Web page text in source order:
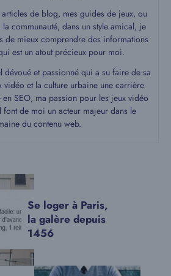
de blog, mes guides de jeux, ou
communauté, dans un style amical, je
de mieux comprendre des informations
est un atout précieux pour moi.
dévoué et passionné qui a su faire de sa
vidéo et la culture urbaine une carrière
en SEO, ma passion pour les jeux vidéo
font de moi un acteur majeur dans le
du contenu web.
Se loger à Paris,
la galère depuis
1456